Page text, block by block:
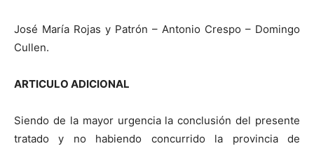
José María Rojas y Patrón – Antonio Crespo – Domingo
Cullen.
ARTICULO ADICIONAL
Siendo de la mayor urgencia la conclusión del presente
tratado y no habiendo concurrido la provincia de